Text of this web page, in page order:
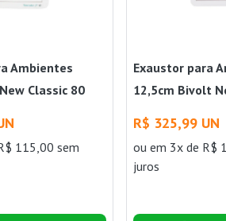
Ambientes
Classic 80
115,00 sem
Exaustor para
12,5cm Bivolt
R$ 325,99 UN
ouem 3x de R$
juros